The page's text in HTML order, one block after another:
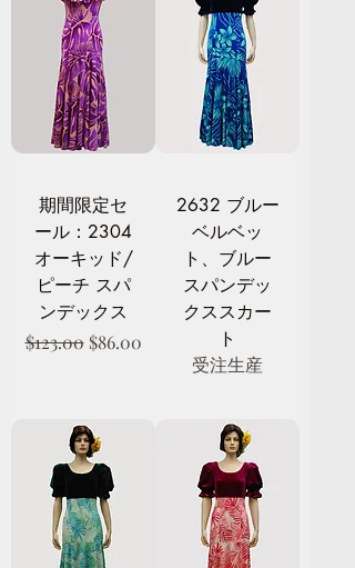
期間限定セ
ール：2304
オーキッド/
ピーチ スパ
ンデックス
通常価格
$123.00 セール価格
$86.00
2632 ブルー
ベルベッ
ト、ブルー
スパンデッ
クススカー
ト
受注生産